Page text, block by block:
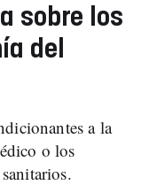
sobre los
del
a la
o los